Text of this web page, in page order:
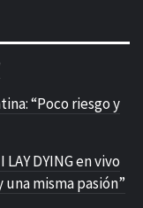
“Poco riesgo y
LAY DYING en vivo
misma pasión”